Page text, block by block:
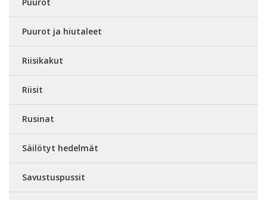
Puurot ja hiutaleet
Riisikakut
Riisit
Rusinat
Säilötyt hedelmät
Savustuspussit